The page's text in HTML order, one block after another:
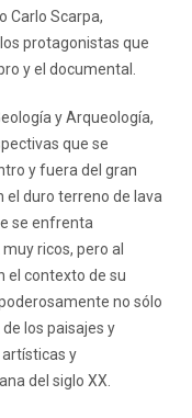
Carlo Scarpa,
protagonistas que
y el documental.
y Arqueología,
que se
y fuera del gran
el duro terreno de lava
se enfrenta
ricos, pero al
el contexto de su
no sólo
los paisajes y
y
del siglo XX.